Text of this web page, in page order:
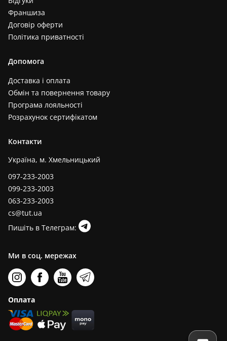
Франшиза
Договір оферти
Політика приватності
Допомога
Доставка і оплата
Обмін та повернення товару
Програма лояльності
Розрахунок сертифікатом
Контакти
Україна, м. Хмельницький
097-233-2003
099-233-2003
063-233-2003
cs@tut.ua
Пишіть в Телеграм:
Ми в соц. мережах
Оплата